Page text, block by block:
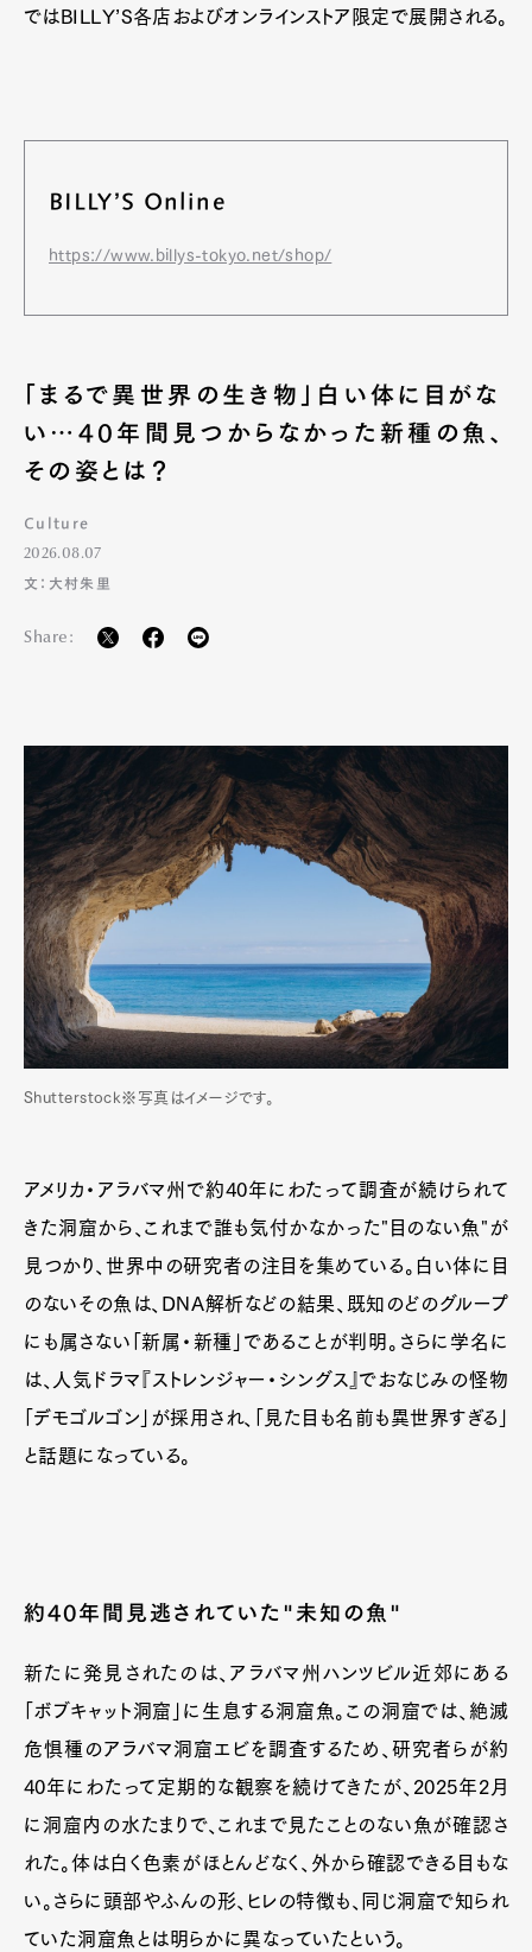
ではBILLY’S各店およびオンラインストア限定で展開される。
BILLY’S Online
https://www.billys-tokyo.net/shop/
「まるで異世界の生き物」白い体に目がな
い…40年間見つからなかった新種の魚、
その姿とは？
Culture
2026.08.07
文：大村朱里
Share:
Shutterstock※写真はイメージです。
アメリカ・アラバマ州で約40年にわたって調査が続けられて
きた洞窟から、これまで誰も気付かなかった"目のない魚"が
見つかり、世界中の研究者の注目を集めている。白い体に目
のないその魚は、DNA解析などの結果、既知のどのグループ
にも属さない「新属・新種」であることが判明。さらに学名に
は、人気ドラマ『ストレンジャー・シングス』でおなじみの怪物
「デモゴルゴン」が採用され、「見た目も名前も異世界すぎる」
と話題になっている。
約40年間見逃されていた"未知の魚"
新たに発見されたのは、アラバマ州ハンツビル近郊にある
「ボブキャット洞窟」に生息する洞窟魚。この洞窟では、絶滅
危惧種のアラバマ洞窟エビを調査するため、研究者らが約
40年にわたって定期的な観察を続けてきたが、2025年2月
に洞窟内の水たまりで、これまで見たことのない魚が確認さ
れた。体は白く色素がほとんどなく、外から確認できる目もな
い。さらに頭部やふんの形、ヒレの特徴も、同じ洞窟で知られ
ていた洞窟魚とは明らかに異なっていたという。